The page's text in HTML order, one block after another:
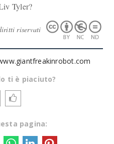
Tyler?
riservati
ti è piaciuto?
pagina: